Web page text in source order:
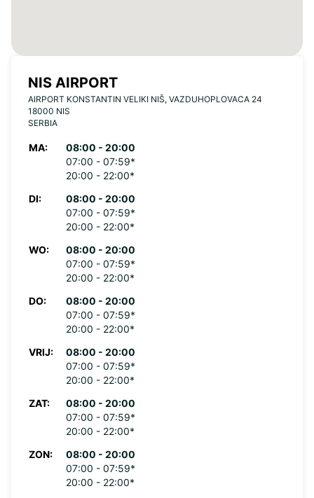
NIS AIRPORT
AIRPORT KONSTANTIN VELIKI NIŠ, VAZDUHOPLOVACA 24
18000 NIS
SERBIA
MA:
08:00 - 20:00
07:00 - 07:59*
20:00 - 22:00*
DI:
08:00 - 20:00
07:00 - 07:59*
20:00 - 22:00*
WO:
08:00 - 20:00
07:00 - 07:59*
20:00 - 22:00*
DO:
08:00 - 20:00
07:00 - 07:59*
20:00 - 22:00*
VRIJ:
08:00 - 20:00
07:00 - 07:59*
20:00 - 22:00*
ZAT:
08:00 - 20:00
07:00 - 07:59*
20:00 - 22:00*
ZON:
08:00 - 20:00
07:00 - 07:59*
20:00 - 22:00*